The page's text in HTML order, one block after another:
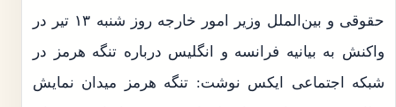
حقوقی و بین‌الملل وزیر امور خارجه روز شنبه ۱۳ تیر در
واکنش به بیانیه فرانسه و انگلیس درباره تنگه هرمز در
شبکه اجتماعی ایکس نوشت: تنگه هرمز میدان نمایش